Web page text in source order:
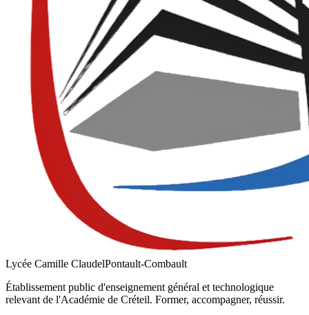
Lycée Camille ClaudelPontault-Combault
Établissement public d'enseignement général et technologique
relevant de l'Académie de Créteil. Former, accompagner, réussir.